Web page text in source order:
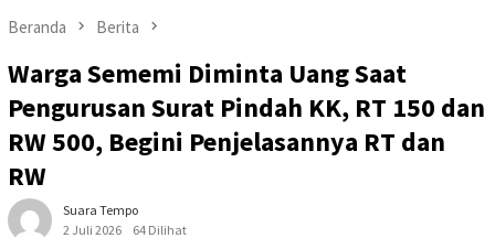
Beranda Berita
Warga Sememi Diminta Uang Saat
Pengurusan Surat Pindah KK, RT 150 dan
RW 500, Begini Penjelasannya RT dan
RW
Suara Tempo
2 Juli 2026
64 Dilihat